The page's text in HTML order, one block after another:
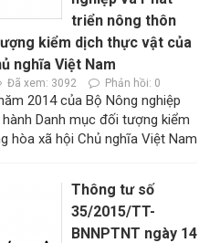
triển nông thôn
kiểm dịch thực vật của
nghĩa Việt Nam
Đã xem: 3092 Phản hồi: 0
2014 của Bộ Nông nghiệp
Danh mục đối tượng kiểm
hòa xã hội Chủ nghĩa Việt Nam
Thông tư số
35/2015/TT-
BNNPTNT ngày 14